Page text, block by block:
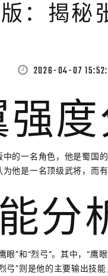
：揭秘
2026-04-07
强
中的一名角色，他是蜀国
他是一名顶级武将，而
分
眼”和“烈弓”。其中，“
弓”则是他的主要输出技